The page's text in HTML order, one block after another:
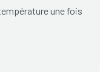
une fois